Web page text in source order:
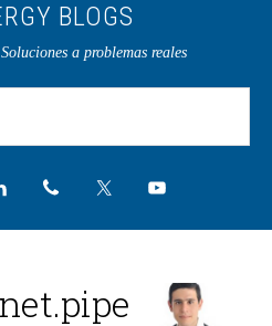
BLOGS
a problemas reales